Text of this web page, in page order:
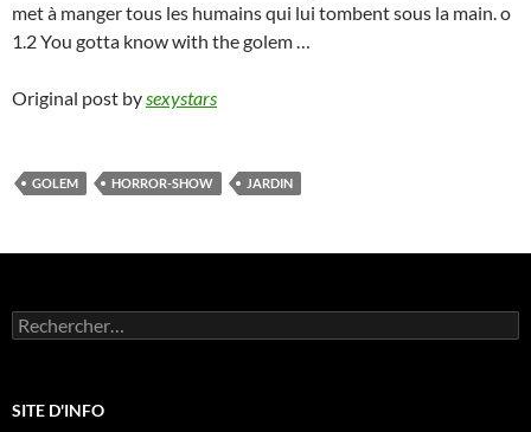
met à manger tous les humains qui lui tombent sous la main. o
1.2 You gotta know with the golem …
Original post bysexystars
GOLEM HORROR-SHOW JARDIN
Rechercher :
SITE D'INFO